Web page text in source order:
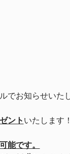
でお知らせいた
ント いたします
能です。